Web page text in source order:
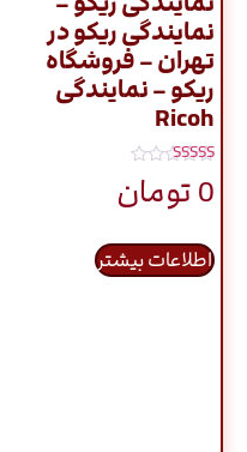
نمایندگی ریکو در
تهران – فروشگاه
ریکو – نمایندگی
Ricoh
نمره
5.00
از 5
0تومان
اطلاعات بیشتر